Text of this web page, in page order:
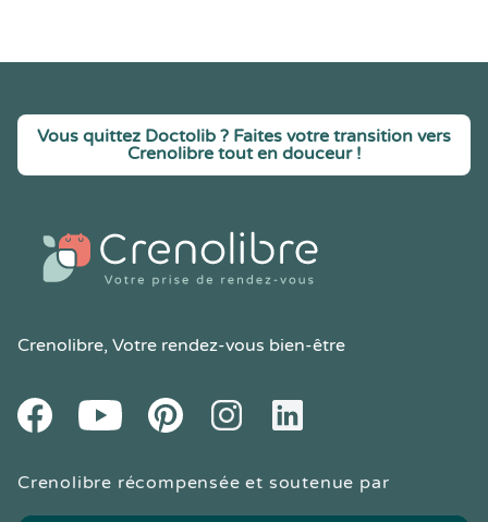
Vous quittez Doctolib ? Faites votre transition vers
Crenolibre tout en douceur !
Crenolibre, Votre rendez-vous bien-être
FacebookYoutube PinteresetInstagramLinkedIn
Crenolibre récompensée et soutenue par